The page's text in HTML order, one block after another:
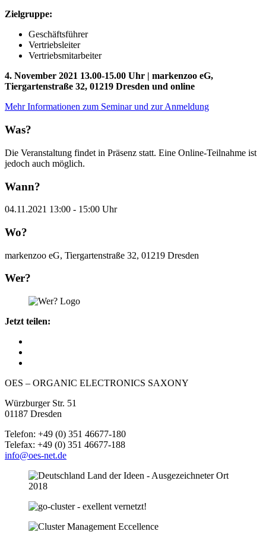
Zielgruppe:
Geschäftsführer
Vertriebsleiter
Vertriebsmitarbeiter
4. November 2021 13.00-15.00 Uhr | markenzoo eG,
Tiergartenstraße 32, 01219 Dresden und online
Mehr Informationen zum Seminar und zur Anmeldung
Was?
Die Veranstaltung findet in Präsenz statt. Eine Online-Teilnahme ist
jedoch auch möglich.
Wann?
04.11.2021 13:00 - 15:00 Uhr
Wo?
markenzoo eG, Tiergartenstraße 32, 01219 Dresden
Wer?
Jetzt teilen:
OES – ORGANIC ELECTRONICS SAXONY
Würzburger Str. 51
01187 Dresden
Telefon: +49 (0) 351 46677-180
Telefax: +49 (0) 351 46677-188
info@oes-net.de